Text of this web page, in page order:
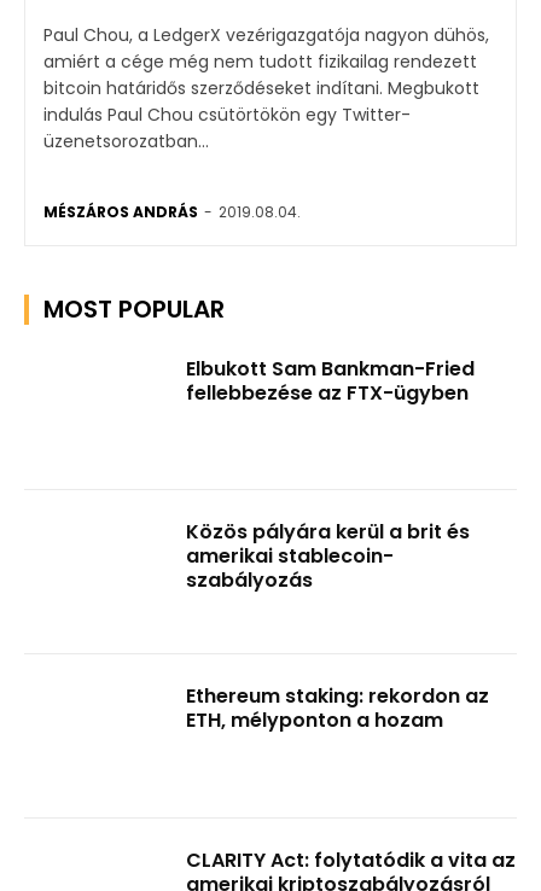
Paul Chou, a LedgerX vezérigazgatója nagyon dühös,
amiért a cége még nem tudott fizikailag rendezett
bitcoin határidős szerződéseket indítani. Megbukott
indulás Paul Chou csütörtökön egy Twitter-
üzenetsorozatban...
MÉSZÁROS ANDRÁS - 2019.08.04.
MOST POPULAR
Elbukott Sam Bankman-Fried
fellebbezése az FTX-ügyben
Közös pályára kerül a brit és
amerikai stablecoin-
szabályozás
Ethereum staking: rekordon az
ETH, mélyponton a hozam
CLARITY Act: folytatódik a vita az
amerikai kriptoszabályozásról